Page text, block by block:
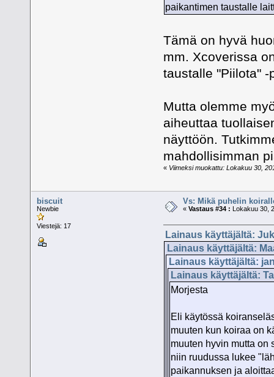
paikantimen taustalle
Tämä on hyvä
mm. Xcoverissa
taustalle "Piilota"
Mutta olemme
aiheuttaa
näyttöön.
mahdollisimman
« Viimeksi muokattu: Lokakuu 30,
biscuit
Newbie
Viestejä: 17
Vs: Mikä puhelin
«Vastaus #34 : Lokakuu 30,
Lainaus käyttäjältä:
Lainaus käyttäjältä:
Lainaus käyttäjältä:
Lainaus käyttäjältä:
Morjesta
Eli käytössä
muuten kun koiraa on
muuten hyvin mutta
niin ruudussa lukee
paikannuksen ja